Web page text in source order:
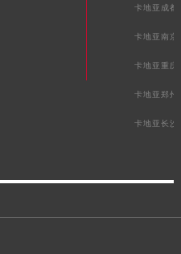
卡地亚成都
卡地亚南京
卡地亚重庆
卡地亚郑州
卡地亚长沙